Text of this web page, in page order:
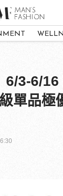
6/3-6/16
單品極